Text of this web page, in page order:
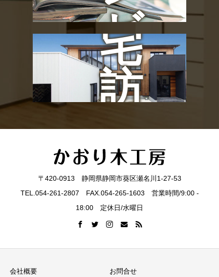
ゼ
ン
ト
宅
訪
問
見
学
会
〒420-0913 静岡県静岡市葵区瀬名川1-27-53
TEL.054-261-2807 FAX.054-265-1603 営業時間/9:00 -
18:00 定休日/水曜日
会社概要 お問合せ